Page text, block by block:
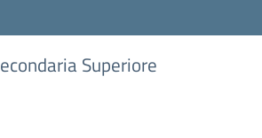
Superiore